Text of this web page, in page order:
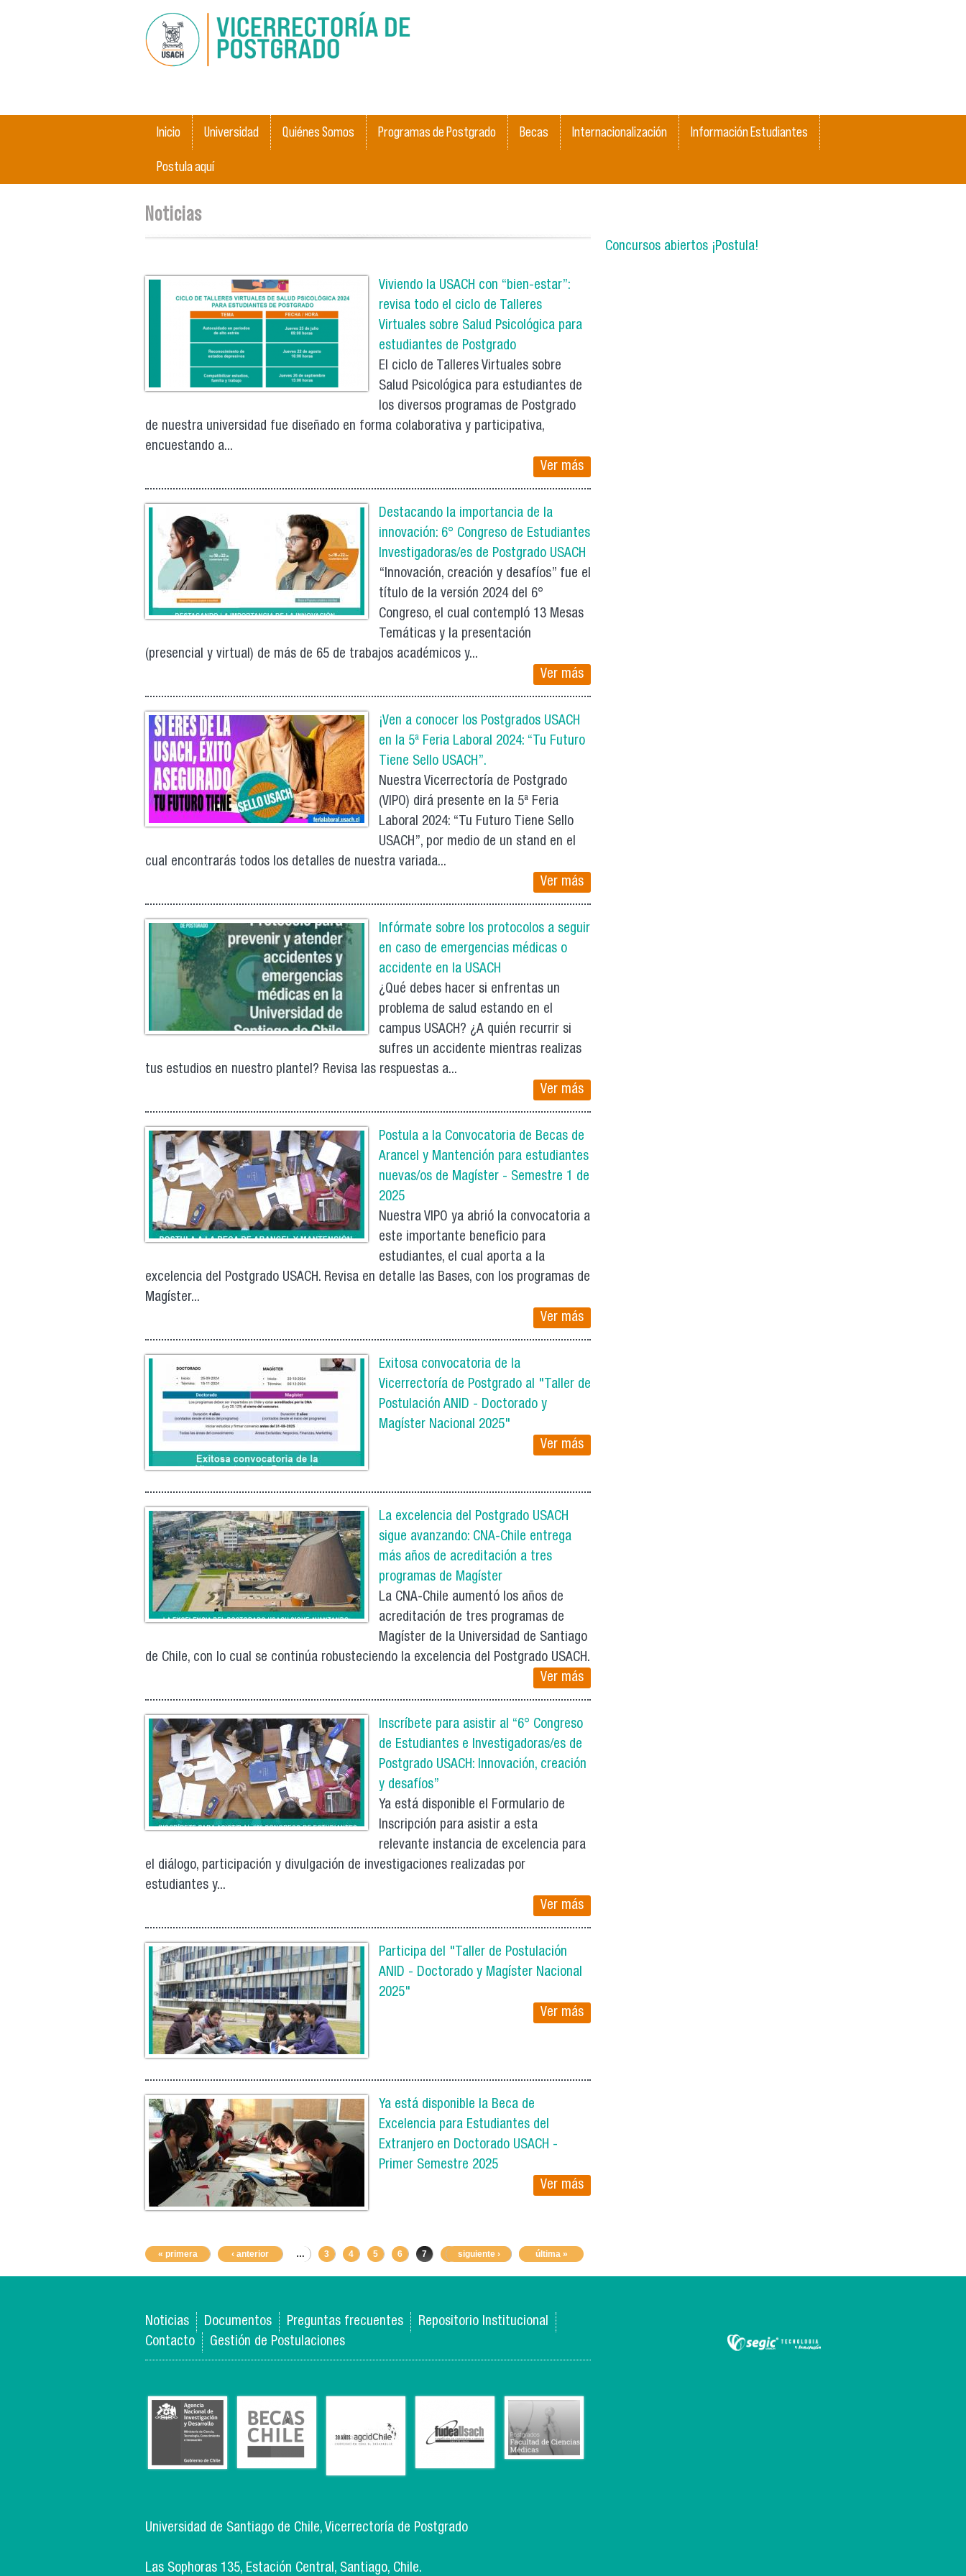
Menú principal
Inicio Universidad Quiénes Somos Programas de Postgrado Becas Internacionalización Información Estudiantes
Postula aquí
Se encuentra usted aquí
Noticias
Viviendo la USACH con “bien-estar”:
revisa todo el ciclo de Talleres
Virtuales sobre Salud Psicológica para
estudiantes de Postgrado
El ciclo de Talleres Virtuales sobre
Salud Psicológica para estudiantes de
los diversos programas de Postgrado
de nuestra universidad fue diseñado en forma colaborativa y participativa,
encuestando a...
Ver más
Destacando la importancia de la
innovación: 6° Congreso de Estudiantes
Investigadoras/es de Postgrado USACH
“Innovación, creación y desafíos” fue el
título de la versión 2024 del 6°
Congreso, el cual contempló 13 Mesas
Temáticas y la presentación
(presencial y virtual) de más de 65 de trabajos académicos y...
Ver más
¡Ven a conocer los Postgrados USACH
en la 5ª Feria Laboral 2024: “Tu Futuro
Tiene Sello USACH”.
Nuestra Vicerrectoría de Postgrado
(VIPO) dirá presente en la 5ª Feria
Laboral 2024: “Tu Futuro Tiene Sello
USACH”, por medio de un stand en el
cual encontrarás todos los detalles de nuestra variada...
Ver más
Infórmate sobre los protocolos a seguir
en caso de emergencias médicas o
accidente en la USACH
¿Qué debes hacer si enfrentas un
problema de salud estando en el
campus USACH? ¿A quién recurrir si
sufres un accidente mientras realizas
tus estudios en nuestro plantel? Revisa las respuestas a...
Ver más
Postula a la Convocatoria de Becas de
Arancel y Mantención para estudiantes
nuevas/os de Magíster - Semestre 1 de
2025
Nuestra VIPO ya abrió la convocatoria a
este importante beneficio para
estudiantes, el cual aporta a la
excelencia del Postgrado USACH. Revisa en detalle las Bases, con los programas de
Magíster...
Ver más
Exitosa convocatoria de la
Vicerrectoría de Postgrado al "Taller de
Postulación ANID - Doctorado y
Magíster Nacional 2025"
Ver más
La excelencia del Postgrado USACH
sigue avanzando: CNA-Chile entrega
más años de acreditación a tres
programas de Magíster
La CNA-Chile aumentó los años de
acreditación de tres programas de
Magíster de la Universidad de Santiago
de Chile, con lo cual se continúa robusteciendo la excelencia del Postgrado USACH.
Ver más
Inscríbete para asistir al “6° Congreso
de Estudiantes e Investigadoras/es de
Postgrado USACH: Innovación, creación
y desafíos”
Ya está disponible el Formulario de
Inscripción para asistir a esta
relevante instancia de excelencia para
el diálogo, participación y divulgación de investigaciones realizadas por
estudiantes y...
Ver más
Participa del "Taller de Postulación
ANID - Doctorado y Magíster Nacional
2025"
Ver más
Ya está disponible la Beca de
Excelencia para Estudiantes del
Extranjero en Doctorado USACH -
Primer Semestre 2025
Ver más
« primera ‹ anterior … 3 4 5 6 7 8 9 10 …
siguiente › última »
Concursos abiertos ¡Postula!
Noticias Documentos Preguntas frecuentes
Repositorio Institucional
Contacto
Gestión de Postulaciones
Universidad de Santiago de Chile, Vicerrectoría de Postgrado
Las Sophoras 135, Estación Central, Santiago, Chile.